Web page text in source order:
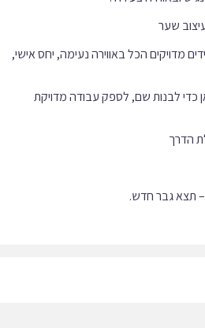
הכל באווירה נעימה, יחס אישי,
לבנות שם, לספק עבודה מדויקת